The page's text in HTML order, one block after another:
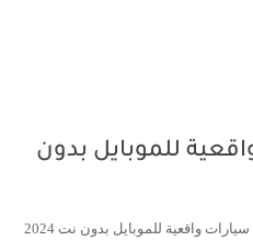
للموبايل بدون
في هذا المقال ، سأخبرك بافضل لعبة سيارات واقعية للموبايل بدون نت 2024